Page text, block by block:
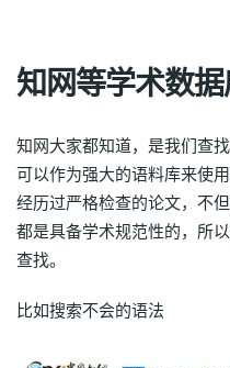
知网等学术数
知网大家都知道，是我们查
可以作为强大的语料库来使
经历过严格检查的论文，不
都是具备学术规范性的，所
查找。
比如搜索不会的语法